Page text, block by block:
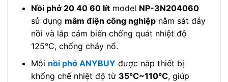
Nồi phở 20 40 60 lítmodel NP-3N204060
sử dụng mâm điện công nghiệpnằm sát đáy
nồi và lắp cảm biến chống quát nhiệt độ
125℃, chống cháy nổ.
Mỗi nồi phở ANYBUY được nắp thiết bị
khống chế nhiệt độ từ 35℃~110℃, giúp